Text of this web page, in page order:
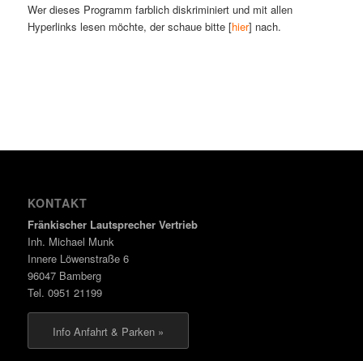
Wer dieses Programm farblich diskriminiert und mit allen
Hyperlinks lesen möchte, der schaue bitte [hier] nach.
KONTAKT
Fränkischer Lautsprecher Vertrieb
Inh. Michael Munk
Innere Löwenstraße 6
96047 Bamberg
Tel. 0951 21199
Info Anfahrt & Parken »